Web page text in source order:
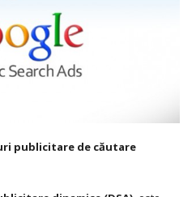
publicitare de căutare